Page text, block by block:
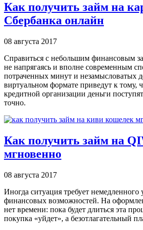
Как получить займ на
Сбербанка онлайн
08 августа 2017
Справиться с небольшим финансовым
не напрягаясь и вполне современным
потраченных минут и незамысловатых
виртуальном формате приведут к тому,
кредитной организации деньги
точно.
Как получить займ на
мгновенно
08 августа 2017
Иногда ситуация требует немедленного
финансовых возможностей. На
нет времени: пока будет длиться эта
покупка «уйдет», а безотлагательный